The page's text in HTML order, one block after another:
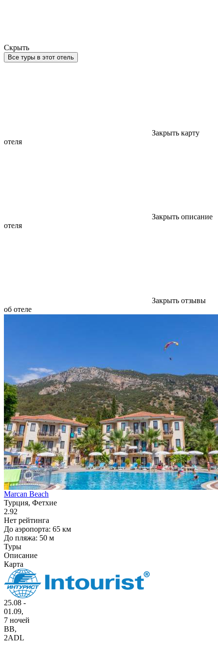
Скрыть
Все туры в этот отель
Закрыть карту
отеля
Закрыть описание
отеля
Закрыть отзывы
об отеле
Marcan Beach
Турция, Фетхие
2.92
Нет рейтинга
До аэропорта: 65 км
До пляжа: 50 м
Туры
Описание
Карта
25.08 -
01.09,
7 ночей
BB,
2ADL